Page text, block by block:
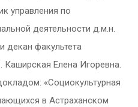
управления по
деятельности д.м.н.
декан факультета
Каширская Елена Игоревна.
«Социокультурная
в Астраханском